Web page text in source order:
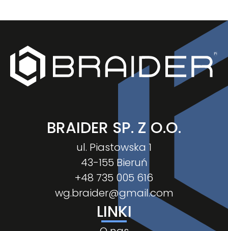
BRAIDER SP. Z O.O.
ul. Piastowska 1
43-155 Bieruń
+48 735 005 616
wg.braider@gmail.com
LINKI